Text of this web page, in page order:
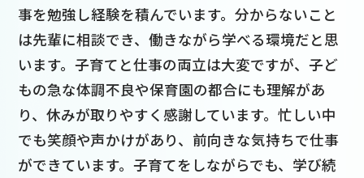
事を勉強し経験を積んでいます。分からないこと
は先輩に相談でき、働きながら学べる環境だと思
います。子育てと仕事の両立は大変ですが、子ど
もの急な体調不良や保育園の都合にも理解があ
り、休みが取りやすく感謝しています。忙しい中
でも笑顔や声かけがあり、前向きな気持ちで仕事
ができています。子育てをしながらでも、学び続